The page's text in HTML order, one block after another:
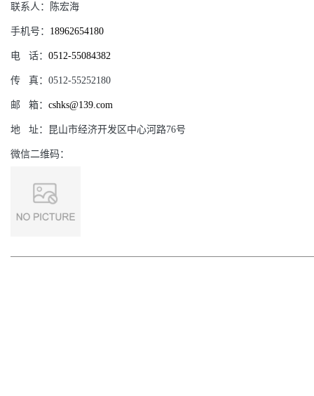
联系人： 陈宏海
手机号： 18962654180
电 话： 0512-55084382
传 真： 0512-55252180
邮 箱： cshks@139.com
地 址： 昆山市经济开发区中心河路76号
微信二维码：